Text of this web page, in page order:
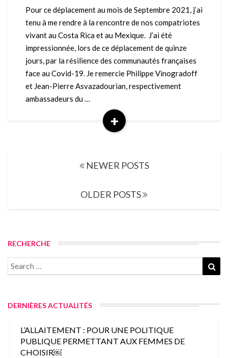
2021
Mexique
et
Costa
Rica
Pour ce déplacement au mois de Septembre 2021, j’ai
tenu à me rendre à la rencontre de nos compatriotes
vivant au Costa Rica et au Mexique. J’ai été
impressionnée, lors de ce déplacement de quinze
jours, par la résilience des communautés françaises
face au Covid-19. Je remercie Philippe Vinogradoff
et Jean-Pierre Asvazadourian, respectivement
ambassadeurs du …
+
Read
NEWER POSTS
OLDER POSTS
RECHERCHE
Search
for:
DERNIÈRES ACTUALITÉS
L’ALLAITEMENT : POUR UNE POLITIQUE
PUBLIQUE PERMETTANT AUX FEMMES DE
CHOISIR￼